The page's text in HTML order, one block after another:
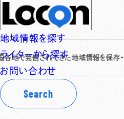
地域情報を探す
ライターから探す
お問い合わせ
Search
きた地域情報を保存・整理し、継続的